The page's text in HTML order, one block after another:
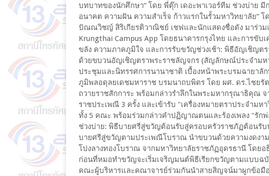
บทบาทของนักศึกษา” โดย พี่ตุ๊ก เดอะพาเวอร์ทีม ช่วงบ่าย
อนาคต ความฝัน ความสำเร็จ ก้าวแรกในรั้วมหาวิทยาลัย”
ปัณณวิชญ์ สิริเกียรติวาณิชย์ เชฟและนักแสดงชื่อดัง มาร่วม
Krungthai Campus App โดยธนาคารกรุงไทย และการขับ
ขลัง ความภาคภูมิใจ และการรับขวัญช่วงเช้า: พิธีอัญเชิญต
ด้วยขบวนอัญเชิญตราพระราชลัญจกร (สัญลักษณ์ประจำมห
ประชุมและนิทรรศการนานาชาติ เบื้องหน้าพระบรมฉายา
ภูมิพลอดุลยเดชมหาราช บรมนาถบพิตร โดย ผศ. ดร.ไชยรั
ถวายราชสักการะ พร้อมกล่าวรำลึกในพระมหากรุณาธิคุณ
ราชประเพณี 3 ครั้ง และเข้ารับ "เครื่องหมายตราประจำม
ทั้ง 5 คณะ พร้อมร่วมกล่าวคำปฏิญาณตนและร้องเพลง "รัก
ช่วงบ่าย: พิธีบายศรีสู่ขวัญต้อนรับสู่ครอบครัวราชภัฏต้อนรั
บายศรีสู่ขวัญตามประเพณีโบราณ นำขบวนด้วยความงดงา
โปงลางทองโบราณ จากมหาวิทยาลัยราชภัฏอุดรธานี โดย
ก่อนที่หมอทำขวัญจะเริ่มเจริญมนต์พิธีเรียกขวัญตามแบบ
คณะผู้บริหารและคณาจารย์ร่วมกันนำสายสิญจน์มาผูกข้อมื